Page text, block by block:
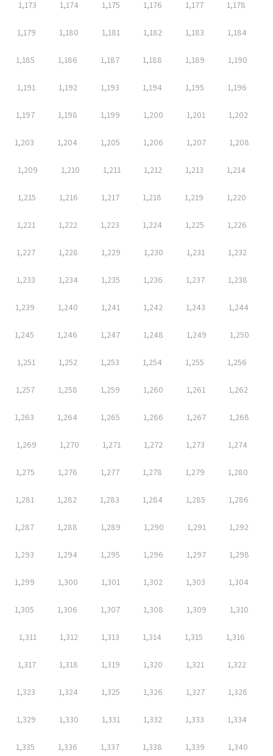
1,173 1,174 1,175 1,176 1,177 1,178
1,179 1,180 1,181 1,182 1,183 1,184
1,185 1,186 1,187 1,188 1,189 1,190
1,191 1,192 1,193 1,194 1,195 1,196
1,197 1,198 1,199 1,200 1,201 1,202
1,203 1,204 1,205 1,206 1,207 1,208
1,209 1,210 1,211 1,212 1,213 1,214
1,215 1,216 1,217 1,218 1,219 1,220
1,221 1,222 1,223 1,224 1,225 1,226
1,227 1,228 1,229 1,230 1,231 1,232
1,233 1,234 1,235 1,236 1,237 1,238
1,239 1,240 1,241 1,242 1,243 1,244
1,245 1,246 1,247 1,248 1,249 1,250
1,251 1,252 1,253 1,254 1,255 1,256
1,257 1,258 1,259 1,260 1,261 1,262
1,263 1,264 1,265 1,266 1,267 1,268
1,269 1,270 1,271 1,272 1,273 1,274
1,275 1,276 1,277 1,278 1,279 1,280
1,281 1,282 1,283 1,284 1,285 1,286
1,287 1,288 1,289 1,290 1,291 1,292
1,293 1,294 1,295 1,296 1,297 1,298
1,299 1,300 1,301 1,302 1,303 1,304
1,305 1,306 1,307 1,308 1,309 1,310
1,311 1,312 1,313 1,314 1,315 1,316
1,317 1,318 1,319 1,320 1,321 1,322
1,323 1,324 1,325 1,326 1,327 1,328
1,329 1,330 1,331 1,332 1,333 1,334
1,335 1,336 1,337 1,338 1,339 1,340